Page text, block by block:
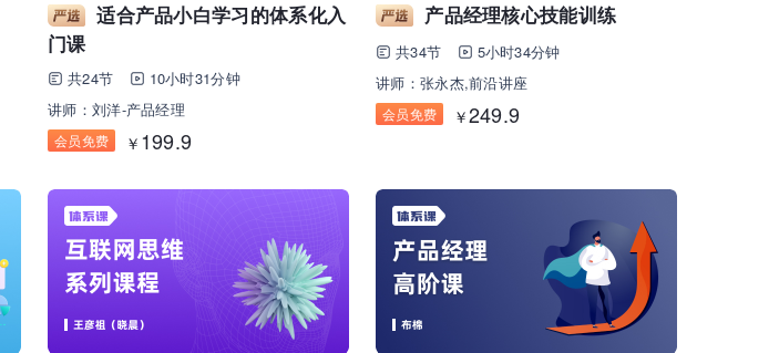
适合产品小白学习的体系化入
门课
共24节
10小时31分钟
讲师：刘洋-产品经理
会员免费 ￥ 199.9
产品经理核心技能训练
共34节
5小时34分钟
讲师：张永杰,前沿讲座
会员免费 ￥249.9